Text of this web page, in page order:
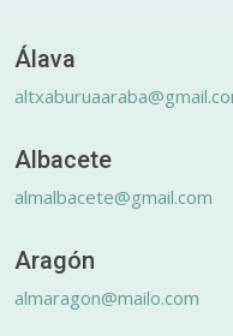
Álava
Albacete
almalbacete@gmail.com
Aragón
almaragon@mailo.com